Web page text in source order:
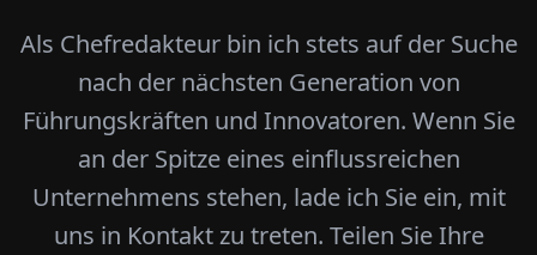
Als Chefredakteur bin ich stets auf der Suche
nach der nächsten Generation von
Führungskräften und Innovatoren. Wenn Sie
an der Spitze eines einflussreichen
Unternehmens stehen, lade ich Sie ein, mit
uns in Kontakt zu treten. Teilen Sie Ihre